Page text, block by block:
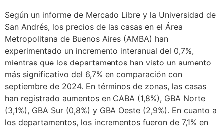
Según un informe de Mercado Libre y la Universidad de
San Andrés, los precios de las casas en el Área
Metropolitana de Buenos Aires (AMBA) han
experimentado un incremento interanual del 0,7%,
mientras que los departamentos han visto un aumento
más significativo del 6,7% en comparación con
septiembre de 2024. En términos de zonas, las casas
han registrado aumentos en CABA (1,8%), GBA Norte
(3,1%), GBA Sur (0,8%) y GBA Oeste (2,9%). En cuanto a
los departamentos, los incrementos fueron de 7,1% en